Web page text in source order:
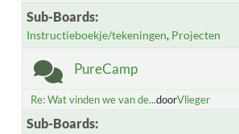
Sub-Boards
Instructieboekje/tekeningen Projecten
PureCamp
Re: Wat vinden we van de...doorVlieger
Sub-Boards